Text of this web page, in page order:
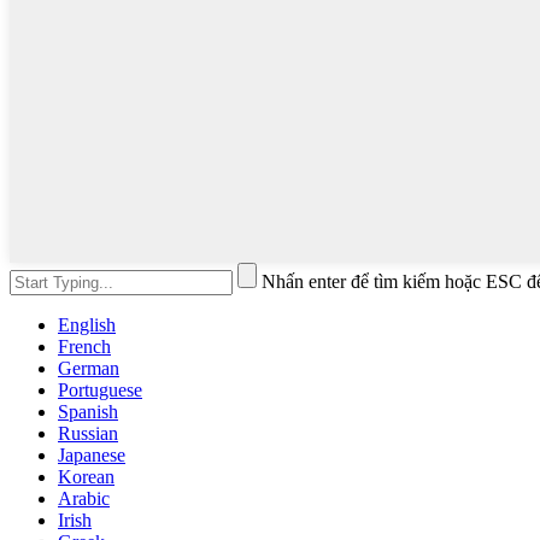
Nhấn enter để tìm kiếm hoặc ESC
English
French
German
Portuguese
Spanish
Russian
Japanese
Korean
Arabic
Irish